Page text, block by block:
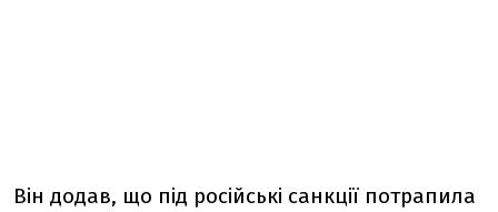
Він додав, що під російські санкції потрапила